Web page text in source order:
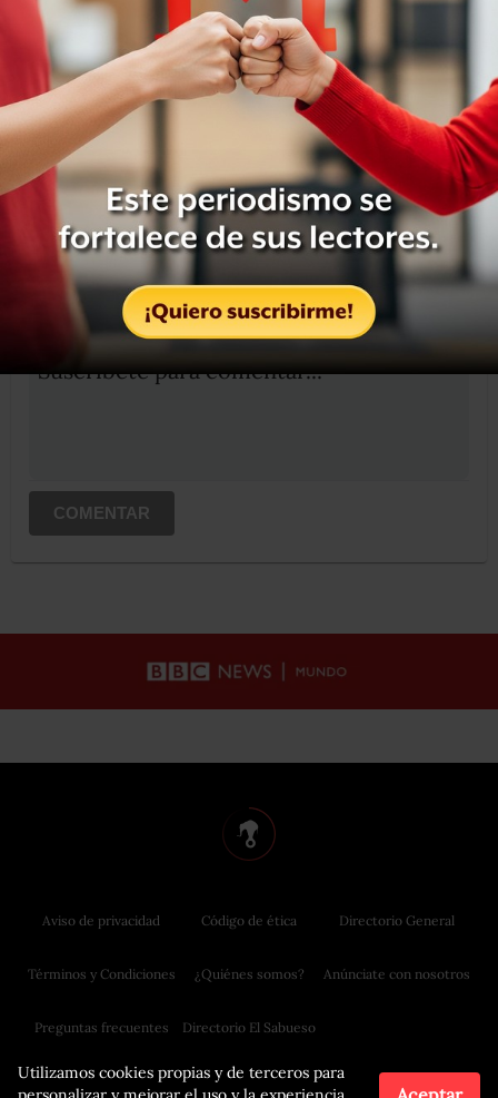
Compartir Leer después
Iniciar sesión Registrate
Suscribete para comentar...
COMENTAR
Utilizamos cookies propias y de terceros para
Aviso de privacidad
Términos y Condiciones
Preguntas frecuentes
Código de ética
¿Quiénes somos?
Directorio El Sabueso
Directorio General
Anúnciate con nosotros